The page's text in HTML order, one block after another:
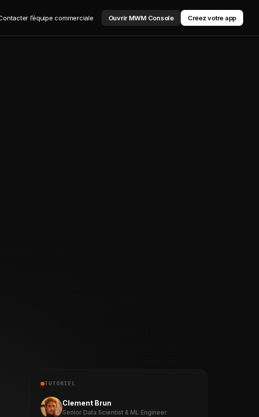
l’équipe commerciale Ouvrir MWM Console Créez votre app
TUTORIEL
Clement Brun
Senior Data Scientist & ML Engineer